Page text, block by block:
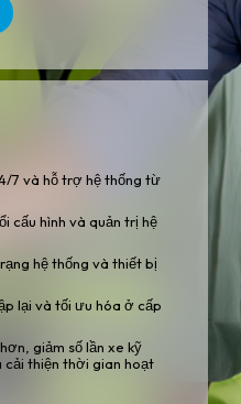
7 và hỗ trợ hệ thống từ
cấu hình và quản trị hệ
hệ thống và thiết bị
lại và tối ưu hóa ở cấp
giảm số lần xe kỹ
thiện thời gian hoạt